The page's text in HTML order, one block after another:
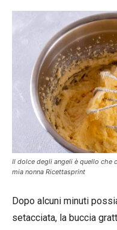
Il dolce degli angeli è quello che
mia nonna Ricettasprint
Dopo alcuni minuti
setacciata, la buccia